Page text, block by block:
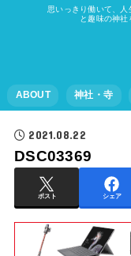
思いっきり働いて、
と趣味の神
ABOUT 神社・寺
2021.08.22
DSC03369
ポスト シェア